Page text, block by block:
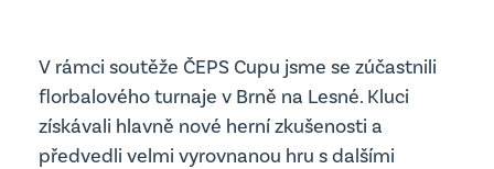
Úřední deska
Důležité dokumenty
Důležité dokumenty
Projekty MŠ
vyhledávání
V rámci soutěže ČEPS Cupu jsme se zúčastnili
florbalového turnaje v Brně na Lesné. Kluci
získávali hlavně nové herní zkušenosti a
předvedli velmi vyrovnanou hru s dalšími